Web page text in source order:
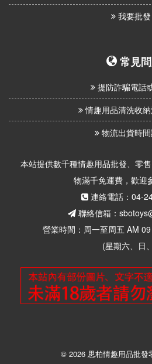
我要批發
常見
提防詐騙電話
情趣用品清洗收
物流出貨時
本站提供數千種情趣用品批發、零
物滿千免運費，歡迎
連絡電話：04-
聯絡信箱：
營業時間：周一至周五 AM
(星期六、日、國
© 2026 思柏情趣用品批發